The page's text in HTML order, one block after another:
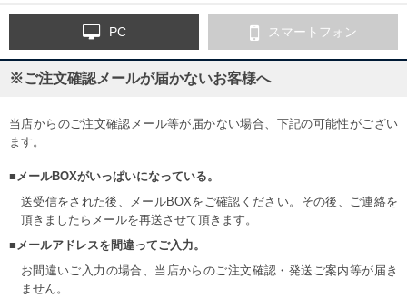
PC スマートフォン
※ご注文確認メールが届かないお客様へ
当店からのご注文確認メール等が届かない場合、下記の可能性がござい
ます。
■メールBOXがいっぱいになっている。
送受信をされた後、メールBOXをご確認ください。その後、ご連絡を
頂きましたらメールを再送させて頂きます。
■メールアドレスを間違ってご入力。
お間違いご入力の場合、当店からのご注文確認・発送ご案内等が届き
ません。